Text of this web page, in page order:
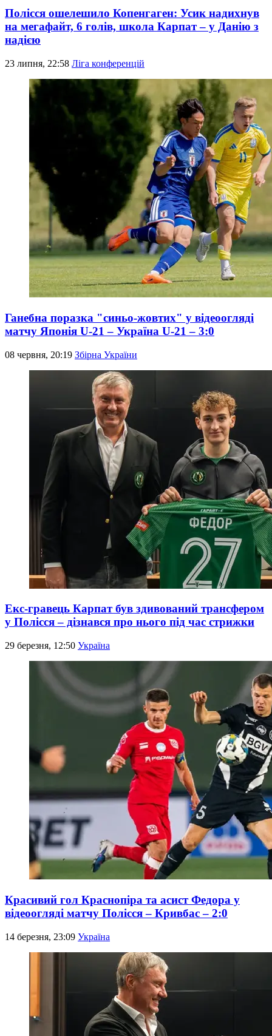
Полісся ошелешило Копенгаген: Усик надихнув
на мегафайт, 6 голів, школа Карпат – у Данію з
надією
23 липня, 22:58 Ліга конференцій
Ганебна поразка "синьо-жовтих" у відеоогляді
матчу Японія U-21 – Україна U-21 – 3:0
08 червня, 20:19 Збірна України
Екс-гравець Карпат був здивований трансфером
у Полісся – дізнався про нього під час стрижки
29 березня, 12:50 Україна
Красивий гол Краснопіра та асист Федора у
відеоогляді матчу Полісся – Кривбас – 2:0
14 березня, 23:09 Україна